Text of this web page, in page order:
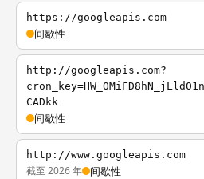
https://googleapis.com
间歇性
http://googleapis.com?
CADkk
间歇性
http://www.googleapis.com
截至 2026 年 间歇性